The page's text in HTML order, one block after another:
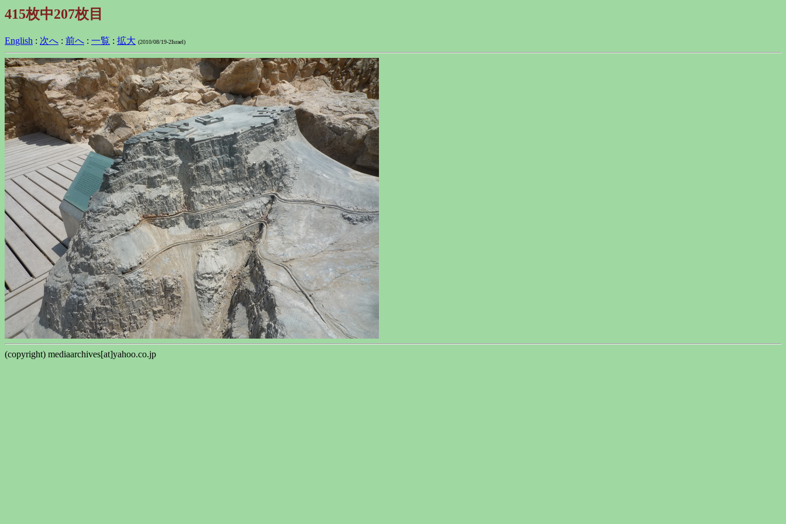
415枚中207枚目
English : 次へ : 前へ : 一覧 : 拡大 (2010/08/19-2Israel)
(copyright) mediaarchives[at]yahoo.co.jp